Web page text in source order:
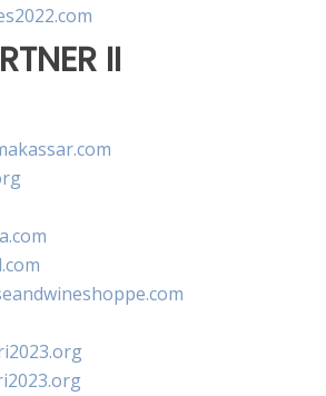
II